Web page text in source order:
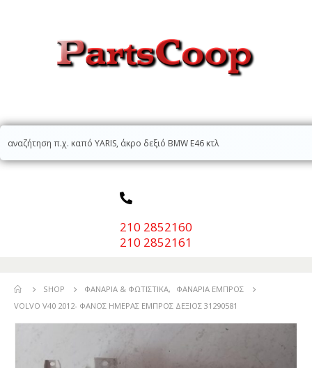
210 2852160
210 2852161
SHOP ΦΑΝΆΡΙΑ & ΦΩΤΙΣΤΙΚΆ,
ΦΑΝΆΡΙΑ ΕΜΠΡΌΣ
VOLVO V40 2012- ΦΑΝΟΣ ΗΜΕΡΑΣ ΕΜΠΡΟΣ ΔΕΞΙΟΣ 31290581